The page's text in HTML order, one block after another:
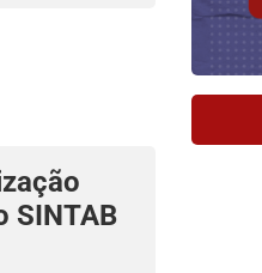
SINTAB